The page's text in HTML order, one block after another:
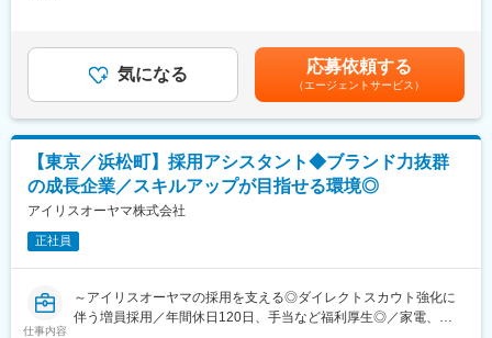
・選考～入社後も、人事メンバーとの距離が近く温かい雰囲気の
中でキャッチアップできる環境です。
■同社について
業務用ランドリ―については、国内シェアトップを確立しており
革新的なデザインや機能性で人気な製品が多く、高い技術・デザ
イン性により数々の賞を受賞しております。
変更の範囲：会社の定める業務
直属の上長は人事総務部長となるため、企画や案を壁打ちしやす
く実現させやすい環境です！
・採用戦略の策定、要件定義 採用基準、採用手法の検討
・採用決定後のフォロー、オンボーディング
※採用ポジション：携帯キャリアショップの店頭スタッフ（全国に
拠点があるため、出張が発生します）
■組織体制：管理本部人事総務部
・人事総務部長：1名（採用・人事・総務・労務の全体を管轄）
・そのほか総務や労務などの担当者も在籍しております。
目安の金額であり、選考を通じて上下する可能性があります。月
給(月額)は固定手当を含めた表記です。
気になる 応募依頼する
（エージェントサービス）
【東京／浜松町】採用アシスタント◆ブランド力抜群
の成長企業／スキルアップが目指せる環境◎
アイリスオーヤマ株式会社
正社員
仕事内容
～アイリスオーヤマの採用を支える◎ダイレクトスカウト強化に
伴う増員採用／年間休日120日、手当など福利厚生◎／家電、日